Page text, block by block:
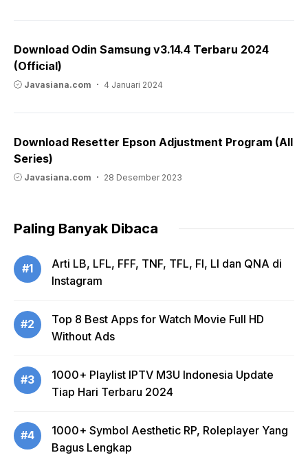
Download Odin Samsung v3.14.4 Terbaru 2024
(Official)
Javasiana.com 4 Januari 2024
Download Resetter Epson Adjustment Program (All
Series)
Javasiana.com 28 Desember 2023
Paling Banyak Dibaca
#1
Arti LB, LFL, FFF, TNF, TFL, FI, LI dan QNA di
Instagram
#2
Top 8 Best Apps for Watch Movie Full HD
Without Ads
#3
1000+ Playlist IPTV M3U Indonesia Update
Tiap Hari Terbaru 2024
#4
1000+ Symbol Aesthetic RP, Roleplayer Yang
Bagus Lengkap